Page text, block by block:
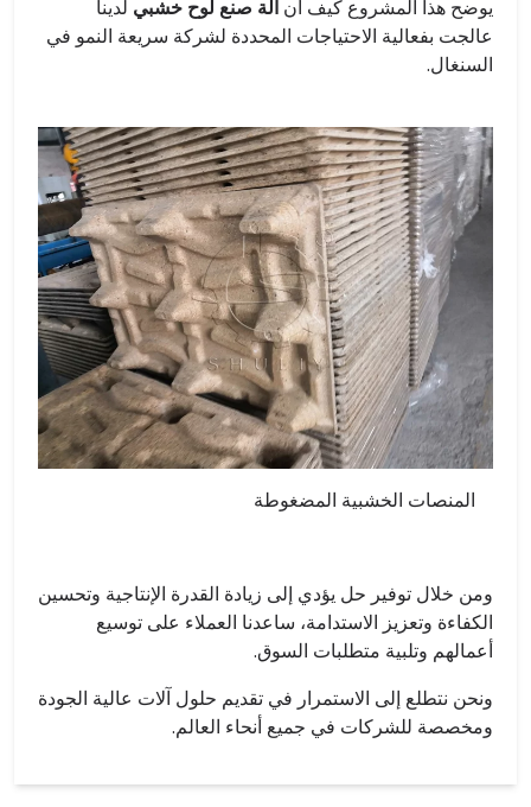
يوضح هذا المشروع كيف أن آلة صنع لوح خشبي لدينا
عالجت بفعالية الاحتياجات المحددة لشركة سريعة النمو في
السنغال.
المنصات الخشبية المضغوطة
ومن خلال توفير حل يؤدي إلى زيادة القدرة الإنتاجية وتحسين
الكفاءة وتعزيز الاستدامة، ساعدنا العملاء على توسيع
أعمالهم وتلبية متطلبات السوق.
ونحن نتطلع إلى الاستمرار في تقديم حلول آلات عالية الجودة
ومخصصة للشركات في جميع أنحاء العالم.